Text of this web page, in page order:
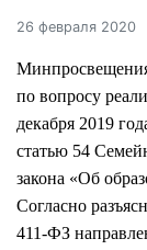
26 февраля 2020
по вопросу
декабря 2019
статью 54
закона «Об
Согласно
411-ФЗ